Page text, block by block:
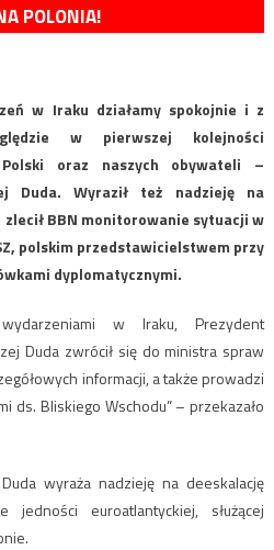
POLONIA!
w Iraku działamy spokojnie i z
w pierwszej kolejności
oraz naszych obywateli –
Duda. Wyraził też nadzieję na
BBN monitorowanie sytuacji w
polskim przedstawicielstwem przy
dyplomatycznymi.
w Iraku, Prezydent
Duda zwrócił się do ministra spraw
informacji, a także prowadzi
ds. Bliskiego Wschodu” – przekazało
wyraża nadzieję na deeskalację
euroatlantyckiej, służącej